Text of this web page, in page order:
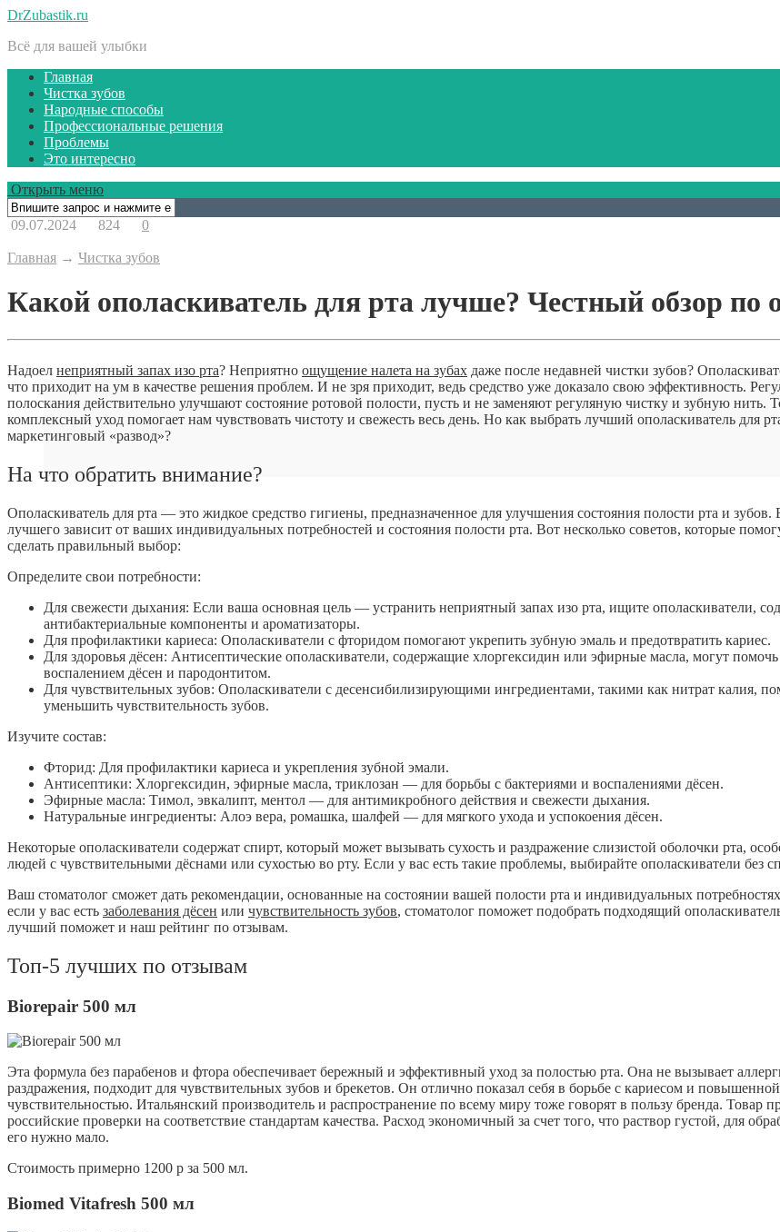
DrZubastik.ru
Всё для вашей улыбки
Главная
Чистка зубов
Народные способы
Профессиональные решения
Проблемы
Это интересно
Открыть меню
09.07.2024 824 0
Главная → Чистка зубов
Какой ополаскиватель для рта лучше? Честный обзор по
Надоел неприятный запах изо рта? Неприятно ощущение налета на зубах даже после недавней чистки зубов?
что приходит на ум в качестве решения проблем. И не зря приходит, ведь средство уже доказало свою эффективность.
полоскания действительно улучшают состояние ротовой полости, пусть и не заменяют регуляную чистку и зубную нить.
комплексный уход помогает нам чувствовать чистоту и свежесть весь день. Но как выбрать лучший ополаскиватель для
маркетинговый «развод»?
На что обратить внимание?
Ополаскиватель для рта — это жидкое средство гигиены, предназначенное для улучшения состояния полости рта и
лучшего зависит от ваших индивидуальных потребностей и состояния полости рта. Вот несколько советов, которые
сделать правильный выбор:
Определите свои потребности:
Для свежести дыхания: Если ваша основная цель — устранить неприятный запах изо рта, ищите ополаскиватели,
антибактериальные компоненты и ароматизаторы.
Для профилактики кариеса: Ополаскиватели с фторидом помогают укрепить зубную эмаль и предотвратить кариес.
Для здоровья дёсен: Антисептические ополаскиватели, содержащие хлоргексидин или эфирные масла, могут помочь
воспалением дёсен и пародонтитом.
Для чувствительных зубов: Ополаскиватели с десенсибилизирующими ингредиентами, такими как нитрат калия,
уменьшить чувствительность зубов.
Изучите состав:
Фторид: Для профилактики кариеса и укрепления зубной эмали.
Антисептики: Хлоргексидин, эфирные масла, триклозан — для борьбы с бактериями и воспалениями дёсен.
Эфирные масла: Тимол, эвкалипт, ментол — для антимикробного действия и свежести дыхания.
Натуральные ингредиенты: Алоэ вера, ромашка, шалфей — для мягкого ухода и успокоения дёсен.
Некоторые ополаскиватели содержат спирт, который может вызывать сухость и раздражение слизистой оболочки рта,
людей с чувствительными дёснами или сухостью во рту. Если у вас есть такие проблемы, выбирайте ополаскиватели без
Ваш стоматолог сможет дать рекомендации, основанные на состоянии вашей полости рта и индивидуальных
если у вас есть заболевания дёсен или чувствительность зубов, стоматолог поможет подобрать подходящий
лучший поможет и наш рейтинг по отзывам.
Топ-5 лучших по отзывам
Biorepair 500 мл
Эта формула без парабенов и фтора обеспечивает бережный и эффективный уход за полостью рта. Она не вызывает
раздражения, подходит для чувствительных зубов и брекетов. Он отлично показал себя в борьбе с кариесом и повышенной
чувствительностью. Итальянский производитель и распространение по всему миру тоже говорят в пользу бренда. Товар
российские проверки на соответствие стандартам качества. Расход экономичный за счет того, что раствор густой, для
его нужно мало.
Стоимость примерно 1200 р за 500 мл.
Biomed Vitafresh 500 мл